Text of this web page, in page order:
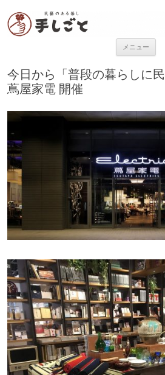
“民芸のある暮し” 手し
「手しごと」は陶磁器、木工品、編組品、
品を取り扱う、”民藝のある暮し”
メニュー
今日から「普段の暮らしに
蔦屋家電 開催